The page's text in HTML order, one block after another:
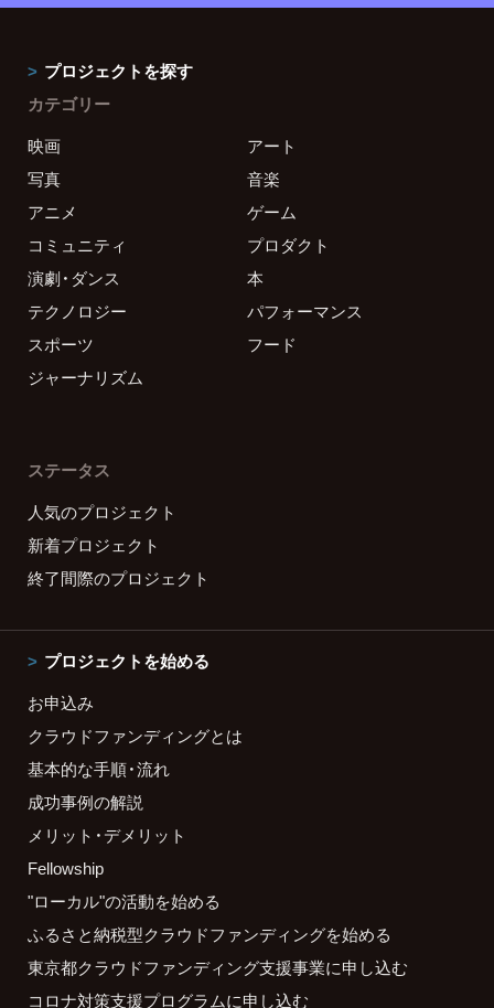
プロジェクトを探す
カテゴリー
映画
アート
写真
音楽
アニメ
ゲーム
コミュニティ
プロダクト
演劇・ダンス
本
テクノロジー
パフォーマンス
スポーツ
フード
ジャーナリズム
ステータス
人気のプロジェクト
新着プロジェクト
終了間際のプロジェクト
プロジェクトを始める
お申込み
クラウドファンディングとは
基本的な手順・流れ
成功事例の解説
メリット・デメリット
Fellowship
"ローカル"の活動を始める
ふるさと納税型クラウドファンディングを始める
東京都クラウドファンディング支援事業に申し込む
コロナ対策支援プログラムに申し込む